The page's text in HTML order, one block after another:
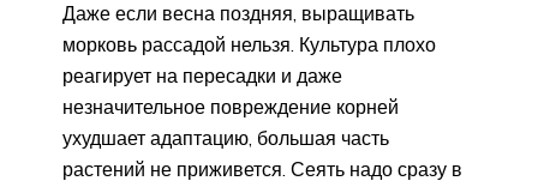
Даже если весна поздняя, выращивать
морковь рассадой нельзя. Культура плохо
реагирует на пересадки и даже
незначительное повреждение корней
ухудшает адаптацию, большая часть
растений не приживется. Сеять надо сразу в